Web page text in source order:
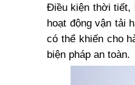
Điều kiện thời tiết,
hoạt động vận tải
có thể khiến cho
biện pháp an toàn.